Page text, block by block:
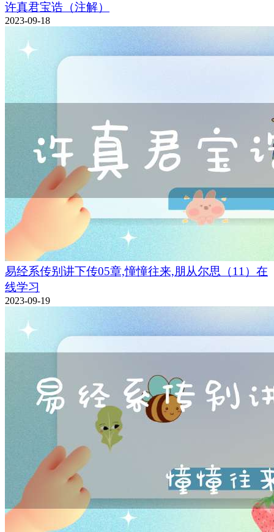
许真君宝诰（注解）
2023-09-18
易经系传别讲下传05章,憧憧往来,朋从尔思（11）在
线学习
2023-09-19